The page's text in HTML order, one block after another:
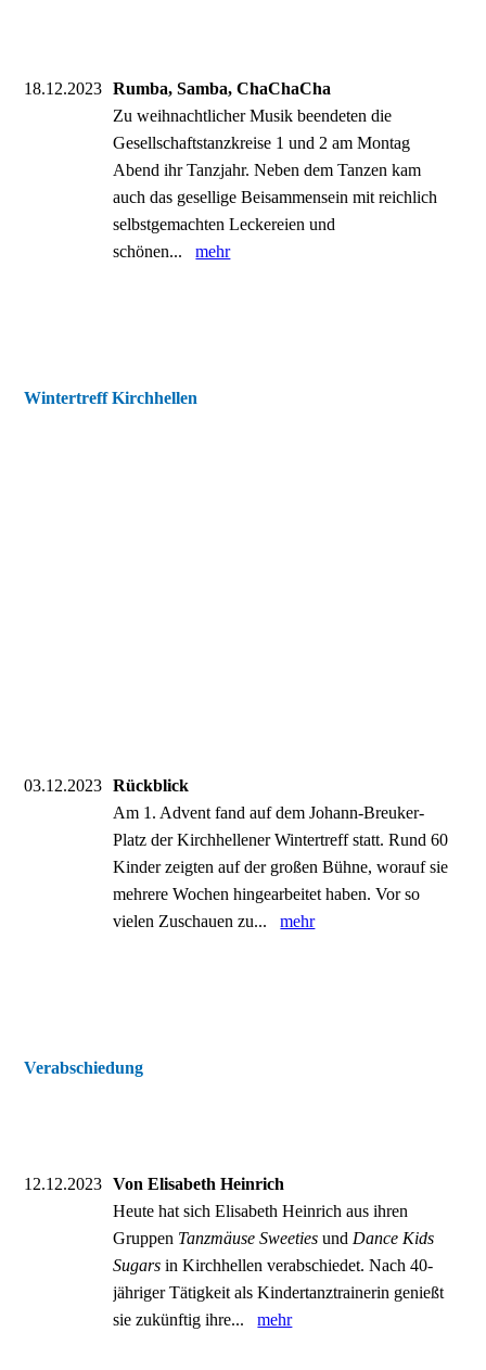
18.12.2023
Rumba, Samba, ChaChaCha
Zu weihnachtlicher Musik beendeten die
Gesellschaftstanzkreise 1 und 2 am Montag
Abend ihr Tanzjahr. Neben dem Tanzen kam
auch das gesellige Beisammensein mit reichlich
selbstgemachten Leckereien und
schönen...mehr
Wintertreff Kirchhellen
03.12.2023
Rückblick
Am 1. Advent fand auf dem Johann-Breuker-
Platz der Kirchhellener Wintertreff statt. Rund 60
Kinder zeigten auf der großen Bühne, worauf sie
mehrere Wochen hingearbeitet haben. Vor so
vielen Zuschauen zu...mehr
Verabschiedung
12.12.2023
Von Elisabeth Heinrich
Heute hat sich Elisabeth Heinrich aus ihren
Gruppen Tanzmäuse Sweeties und Dance Kids
Sugars in Kirchhellen verabschiedet. Nach 40-
jähriger Tätigkeit als Kindertanztrainerin genießt
sie zukünftig ihre...mehr